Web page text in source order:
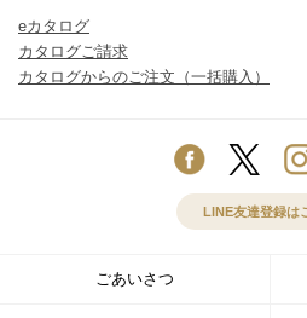
eカタログ
カタログご請求
カタログからのご注文（一括購入）
LINE友達登録は
ごあいさつ